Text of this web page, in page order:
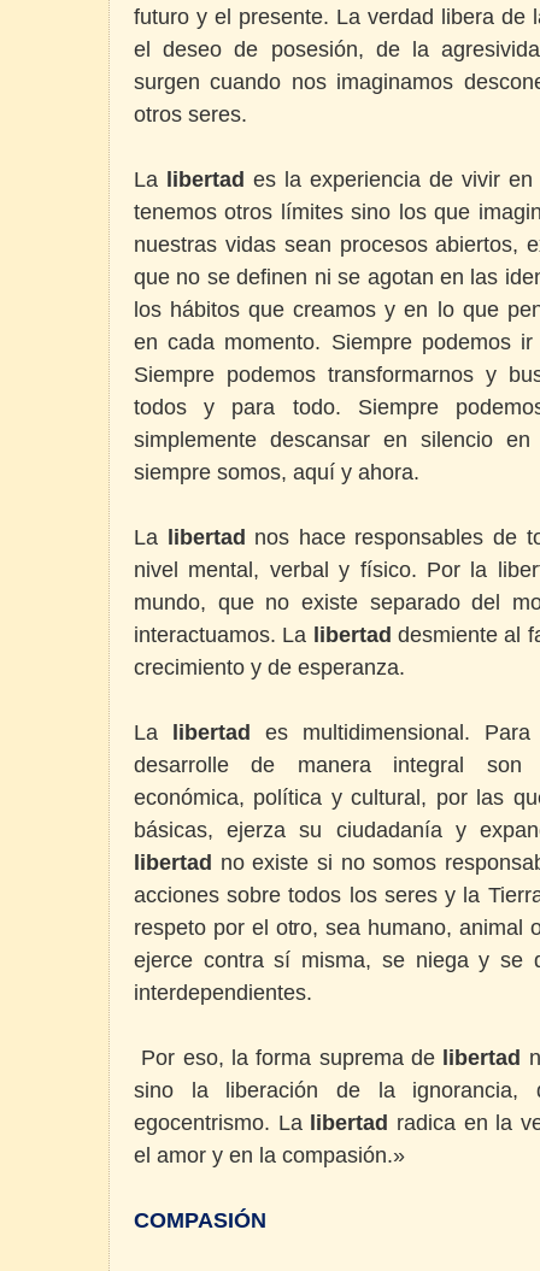
futuro y el presente. La verdad libera de
el deseo de posesión, de la
surgen cuando nos imaginamos
otros seres.
La libertad es la experiencia de vivir
tenemos otros límites sino los que
nuestras vidas sean procesos abiertos,
que no se definen ni se agotan en las
los hábitos que creamos y en lo que
en cada momento. Siempre podemos
Siempre podemos transformarnos y
todos y para todo. Siempre
simplemente descansar en silencio
siempre somos, aquí y ahora.
La libertad nos hace responsables de
nivel mental, verbal y físico. Por la
mundo, que no existe separado del
interactuamos. La libertad desmiente al
crecimiento y de esperanza.
La libertad es multidimensional.
desarrolle de manera integral son
económica, política y cultural, por las
básicas, ejerza su ciudadanía y
libertad no existe si no somos
acciones sobre todos los seres y la
respeto por el otro, sea humano, animal
ejerce contra sí misma, se niega y se
interdependientes.
Por eso, la forma suprema de libertad
sino la liberación de la ignorancia,
egocentrismo. La libertad radica en la
el amor y en la compasión.»
COMPASIÓN